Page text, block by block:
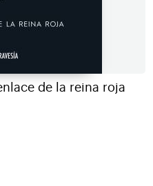
de la reina roja